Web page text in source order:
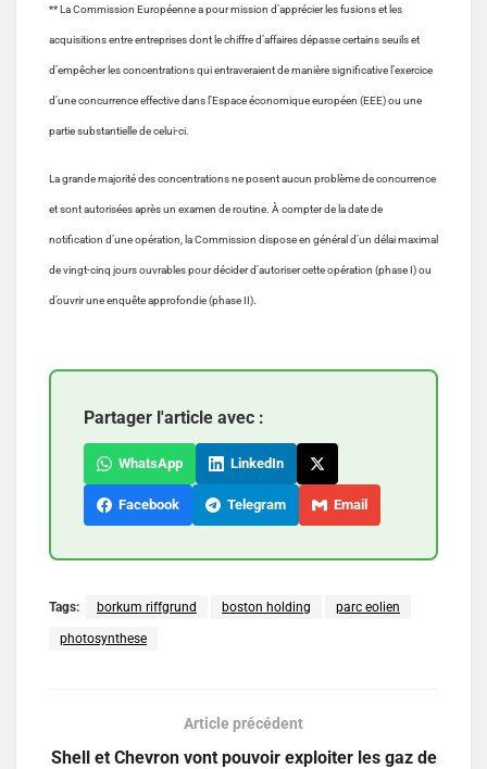
** La Commission Européenne a pour mission d’apprécier les fusions et les
acquisitions entre entreprises dont le chiffre d’affaires dépasse certains seuils et
d’empêcher les concentrations qui entraveraient de manière significative l’exercice
d’une concurrence effective dans l’Espace économique européen (EEE) ou une
partie substantielle de celui-ci.
La grande majorité des concentrations ne posent aucun problème de concurrence
et sont autorisées après un examen de routine. À compter de la date de
notification d’une opération, la Commission dispose en général d’un délai maximal
de vingt-cinq jours ouvrables pour décider d’autoriser cette opération (phase I) ou
d’ouvrir une enquête approfondie (phase II).
Partager l'article avec :
WhatsApp LinkedIn
Facebook Telegram Email
Tags: borkum riffgrund boston holding parc eolien
photosynthese
Article précédent
Shell et Chevron vont pouvoir exploiter les gaz de